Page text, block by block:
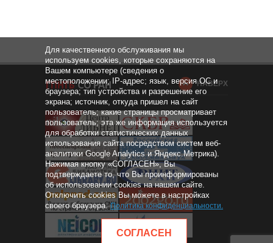
НАВЕРХ
Для качественного обслуживания мы
используем cookies, которые сохраняются на
Вашем компьютере (сведения о
местоположении; IP-адрес; язык, версия ОС и
браузера; тип устройства и разрешение его
экрана; источник, откуда пришел на сайт
пользователь; какие страницы просматривает
пользователь; эта же информация используется
для обработки статистических данных
использования сайта посредством систем веб-
аналитики Google Analytics и Яндекс.Метрика).
Нажимая кнопку «СОГЛАСЕН», Вы
подтверждаете то, что Вы проинформированы
об использовании cookies на нашем сайте.
Отключить cookies Вы можете в настройках
своего браузера.Политика конфиденциальности.
СОГЛАСЕН